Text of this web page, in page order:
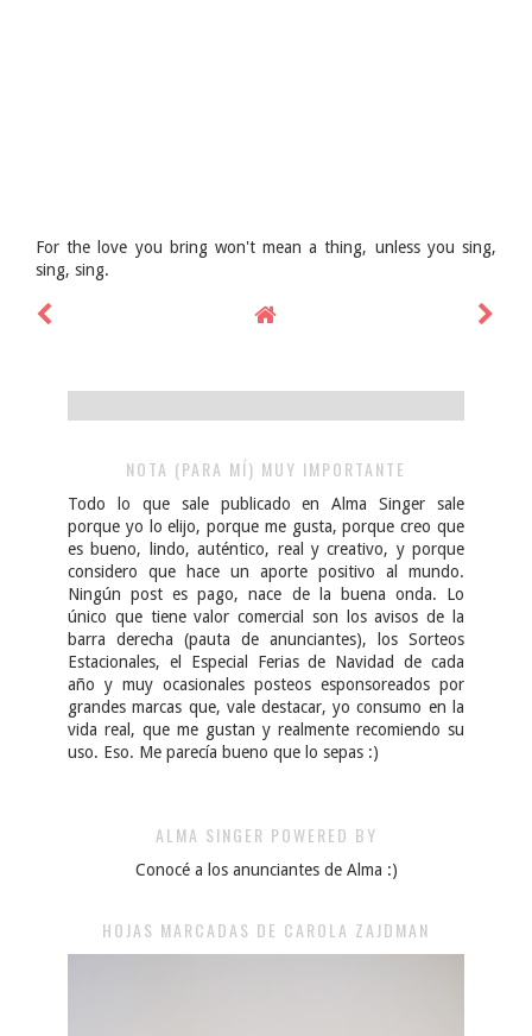
For the love you bring won't mean a thing, unless you sing,
sing, sing.
NOTA (PARA MÍ) MUY IMPORTANTE
Todo lo que sale publicado en Alma Singer sale
porque yo lo elijo, porque me gusta, porque creo que
es bueno, lindo, auténtico, real y creativo, y porque
considero que hace un aporte positivo al mundo.
Ningún post es pago, nace de la buena onda. Lo
único que tiene valor comercial son los avisos de la
barra derecha (pauta de anunciantes), los Sorteos
Estacionales, el Especial Ferias de Navidad de cada
año y muy ocasionales posteos esponsoreados por
grandes marcas que, vale destacar, yo consumo en la
vida real, que me gustan y realmente recomiendo su
uso. Eso. Me parecía bueno que lo sepas :)
ALMA SINGER POWERED BY
Conocé a los anunciantes de Alma :)
HOJAS MARCADAS DE CAROLA ZAJDMAN